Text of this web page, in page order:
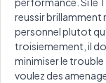
reussir brillamment
personnel plutot
troisiemement, il
minimiser le
voulez des